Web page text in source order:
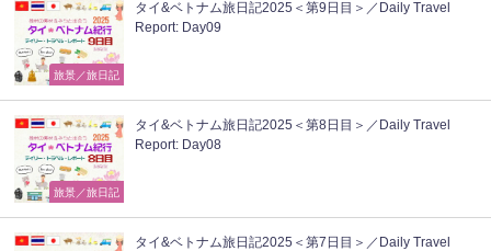
旅景／旅日記
タイ&ベトナム旅日記2025＜第9日目＞／Daily Travel
Report: Day09
旅景／旅日記
タイ&ベトナム旅日記2025＜第8日目＞／Daily Travel
Report: Day08
タイ&ベトナム旅日記2025＜第7日目＞／Daily Travel